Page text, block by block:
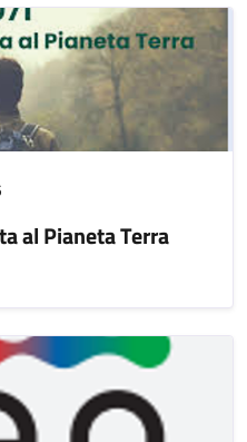
al Pianeta Terra